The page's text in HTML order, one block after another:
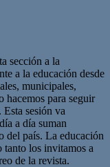
sección a la
a la educación desde
municipales,
hacemos para seguir
sesión va
a día suman
del país. La educación
tanto los invitamos a
de la revista.